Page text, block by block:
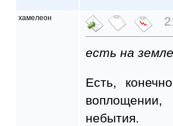
хамелеон
есть на
Есть,
небытия.